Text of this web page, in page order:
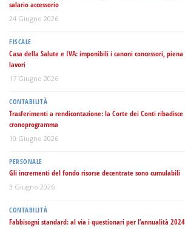
salario accessorio
24 Giugno 2026
FISCALE
Casa della Salute e IVA: imponibili i canoni concessori,
lavori
17 Giugno 2026
CONTABILITÀ
Trasferimenti a rendicontazione: la Corte dei Conti
cronoprogramma
10 Giugno 2026
PERSONALE
Gli incrementi del fondo risorse decentrate sono cumulabili
3 Giugno 2026
CONTABILITÀ
Fabbisogni standard: al via i questionari per l’annualità 2024